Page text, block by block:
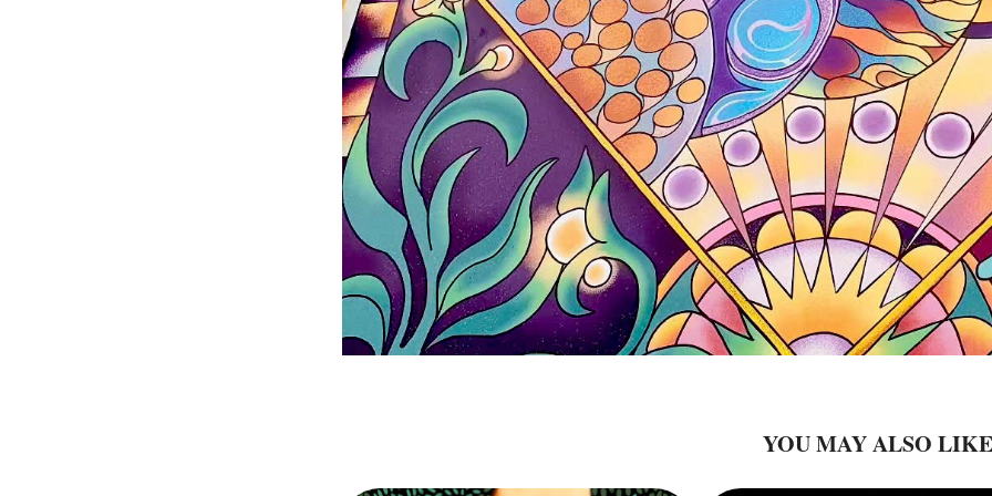
YOU MAY ALSO LIKE